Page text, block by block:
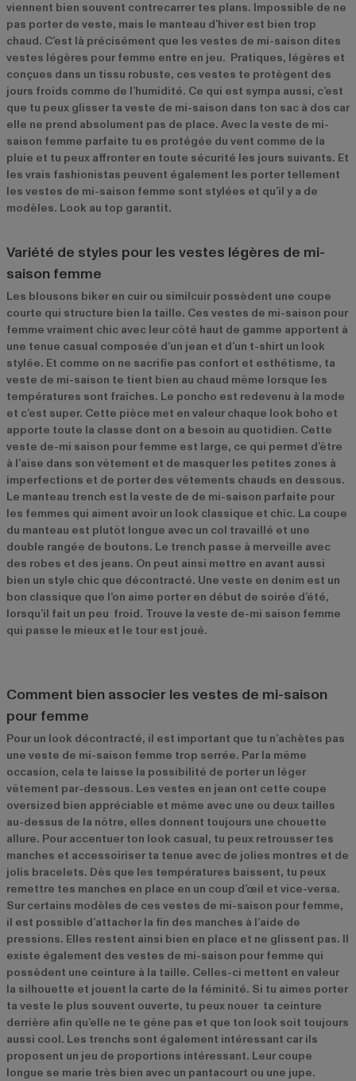
viennent bien souvent contrecarrer tes plans. Impossible de ne
pas porter de veste, mais le manteau d’hiver est bien trop
chaud. C’est là précisément que les vestes de mi-saison dites
vestes légères pour femme entre en jeu. Pratiques, légères et
conçues dans un tissu robuste, ces vestes te protègent des
jours froids comme de l’humidité. Ce qui est sympa aussi, c’est
que tu peux glisser ta veste de mi-saison dans ton sac à dos car
elle ne prend absolument pas de place. Avec la veste de mi-
saison femme parfaite tu es protégée du vent comme de la
pluie et tu peux affronter en toute sécurité les jours suivants. Et
les vrais fashionistas peuvent également les porter tellement
les vestes de mi-saison femme sont stylées et qu’il y a de
modèles. Look au top garantit.
Variété de styles pour les vestes légères de mi-
saison femme
Les blousons biker en cuir ou similcuir possèdent une coupe
courte qui structure bien la taille. Ces vestes de mi-saison pour
femme vraiment chic avec leur côté haut de gamme apportent à
une tenue casual composée d’un jean et d’un t-shirt un look
stylée. Et comme on ne sacrifie pas confort et esthétisme, ta
veste de mi-saison te tient bien au chaud même lorsque les
températures sont fraîches. Le poncho est redevenu à la mode
et c’est super. Cette pièce met en valeur chaque look boho et
apporte toute la classe dont on a besoin au quotidien. Cette
veste de-mi saison pour femme est large, ce qui permet d’être
à l’aise dans son vêtement et de masquer les petites zones à
imperfections et de porter des vêtements chauds en dessous.
Le manteau trench est la veste de de mi-saison parfaite pour
les femmes qui aiment avoir un look classique et chic. La coupe
du manteau est plutôt longue avec un col travaillé et une
double rangée de boutons. Le trench passe à merveille avec
des robes et des jeans. On peut ainsi mettre en avant aussi
bien un style chic que décontracté. Une veste en denim est un
bon classique que l’on aime porter en début de soirée d’été,
lorsqu’il fait un peu froid. Trouve la veste de-mi saison femme
qui passe le mieux et le tour est joué.
Comment bien associer les vestes de mi-saison
pour femme
Pour un look décontracté, il est important que tu n’achètes pas
une veste de mi-saison femme trop serrée. Par la même
occasion, cela te laisse la possibilité de porter un léger
vêtement par-dessous. Les vestes en jean ont cette coupe
oversized bien appréciable et même avec une ou deux tailles
au-dessus de la nôtre, elles donnent toujours une chouette
allure. Pour accentuer ton look casual, tu peux retrousser tes
manches et accessoiriser ta tenue avec de jolies montres et de
jolis bracelets. Dès que les températures baissent, tu peux
remettre tes manches en place en un coup d’œil et vice-versa.
Sur certains modèles de ces vestes de mi-saison pour femme,
il est possible d’attacher la fin des manches à l’aide de
pressions. Elles restent ainsi bien en place et ne glissent pas. Il
existe également des vestes de mi-saison pour femme qui
possèdent une ceinture à la taille. Celles-ci mettent en valeur
la silhouette et jouent la carte de la féminité. Si tu aimes porter
ta veste le plus souvent ouverte, tu peux nouer ta ceinture
derrière afin qu’elle ne te gêne pas et que ton look soit toujours
aussi cool. Les trenchs sont également intéressant car ils
proposent un jeu de proportions intéressant. Leur coupe
longue se marie très bien avec un pantacourt ou une jupe.